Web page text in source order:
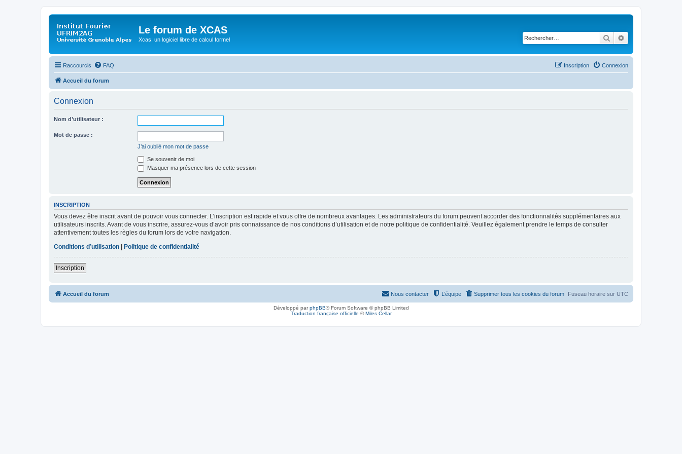
Le forum de XCAS
Xcas: un logiciel libre de calcul formel Rechercher
Raccourcis FAQ Connexion
Inscription
Accueil du forum
Connexion
Nom d’utilisateur :
Mot de passe :
J’ai oublié mon mot de passe
Se souvenir de moi
Masquer ma présence lors de cette session
INSCRIPTION
Vous devez être inscrit avant de pouvoir vous connecter. L’inscription est rapide et vous offre de nombreux avantages. Les administrateurs du forum peuvent accorder des fonctionnalités supplémentaires aux
utilisateurs inscrits. Avant de vous inscrire, assurez-vous d’avoir pris connaissance de nos conditions d’utilisation et de notre politique de confidentialité. Veuillez également prendre le temps de consulter
attentivement toutes les règles du forum lors de votre navigation.
Conditions d’utilisation
Politique de confidentialité
Inscription
Accueil du forum Fuseau horaire sur UTC
Supprimer tous les cookies du forum
L’équipe
Nous contacter
Développé parphpBB® Forum Software © phpBB Limited
Traduction française officielle ©Miles Cellar